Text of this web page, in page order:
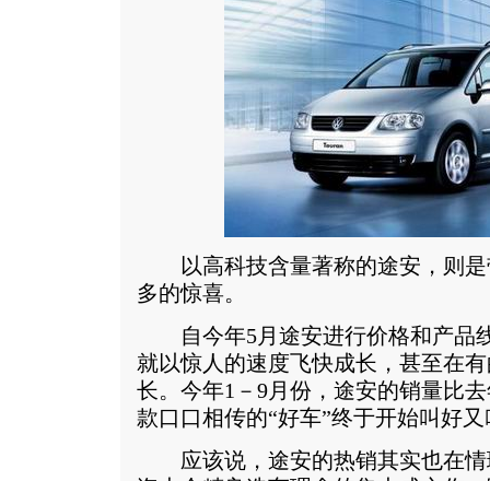
以高科技含量著称的途安，则是
多的惊喜。
自今年5月途安进行价格和产品
就以惊人的速度飞快成长，甚至在
长。今年1－9月份，途安的销量比
款口口相传的“好车”终于开始叫好
应该说，途安的热销其实也在情